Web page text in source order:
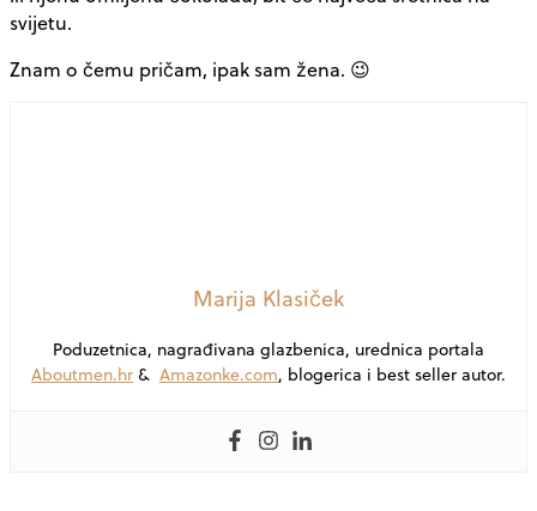
svijetu.
Znam o čemu pričam, ipak sam žena. 😉
Marija Klasiček
Poduzetnica, nagrađivana glazbenica, urednica portala
Aboutmen.hr & Amazonke.com, blogerica i best seller autor.